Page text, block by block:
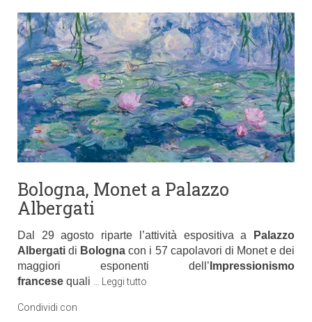
Bologna, Monet a Palazzo
Albergati
Dal 29 agosto riparte l’attività espositiva a
Palazzo
Albergatidi Bolognacon i 57 capolavori di Monet e dei
maggiori esponenti dell’ Impressionismo
francese quali Leggi tutto
Condividi con